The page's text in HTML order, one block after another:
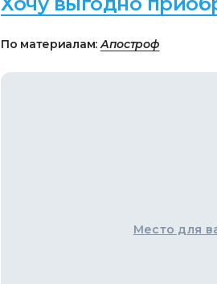
По материалам:Апостроф
Место для